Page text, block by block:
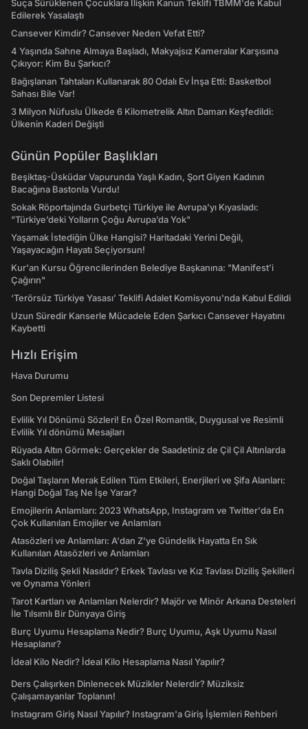
Suça Sürüklenen Çocuklara İlişkin Kanun Teklifi TBMM'de Kabul
Edilerek Yasalaştı
Cansever Kimdir? Cansever Neden Vefat Etti?
4 Yaşında Sahne Almaya Başladı, Makyajsız Kameralar Karşısına
Çıkıyor: Kim Bu Şarkıcı?
Bağışlanan Tahtaları Kullanarak 80 Odalı Ev İnşa Etti: Basketbol
Sahası Bile Var!
3 Milyon Nüfuslu Ülkede 6 Kilometrelik Altın Damarı Keşfedildi:
Ülkenin Kaderi Değişti
Günün Popüler Başlıkları
Beşiktaş-Üsküdar Vapurunda Yaşlı Kadın, Şort Giyen Kadının
Bacağına Bastonla Vurdu!
Sokak Röportajında Gurbetçi Türkiye ile Avrupa'yı Kıyasladı:
"Türkiye’deki Yolların Çoğu Avrupa’da Yok"
Yaşamak İstediğin Ülke Hangisi? Haritadaki Yerini Değil,
Yaşayacağın Hayatı Seçiyorsun!
Kur'an Kursu Öğrencilerinden Belediye Başkanına: "Manifest’i
Çağırın"
‘Terörsüz Türkiye Yasası’ Teklifi Adalet Komisyonu'nda Kabul Edildi
Uzun Süredir Kanserle Mücadele Eden Şarkıcı Cansever Hayatını
Kaybetti
Hızlı Erişim
Hava Durumu
Son Depremler Listesi
Evlilik Yıl Dönümü Sözleri! En Özel Romantik, Duygusal ve Resimli
Evlilik Yıl dönümü Mesajları
Rüyada Altın Görmek: Gerçekler de Saadetiniz de Çil Çil Altınlarda
Saklı Olabilir!
Doğal Taşların Merak Edilen Tüm Etkileri, Enerjileri ve Şifa Alanları:
Hangi Doğal Taş Ne İşe Yarar?
Emojilerin Anlamları: 2023 WhatsApp, Instagram ve Twitter'da En
Çok Kullanılan Emojiler ve Anlamları
Atasözleri ve Anlamları: A'dan Z'ye Gündelik Hayatta En Sık
Kullanılan Atasözleri ve Anlamları
Tavla Diziliş Şekli Nasıldır? Erkek Tavlası ve Kız Tavlası Diziliş Şekilleri
ve Oynama Yönleri
Tarot Kartları ve Anlamları Nelerdir? Majör ve Minör Arkana Desteleri
İle Tılsımlı Bir Dünyaya Giriş
Burç Uyumu Hesaplama Nedir? Burç Uyumu, Aşk Uyumu Nasıl
Hesaplanır?
İdeal Kilo Nedir? İdeal Kilo Hesaplama Nasıl Yapılır?
Ders Çalışırken Dinlenecek Müzikler Nelerdir? Müziksiz
Çalışamayanlar Toplanın!
Instagram Giriş Nasıl Yapılır? Instagram'a Giriş İşlemleri Rehberi